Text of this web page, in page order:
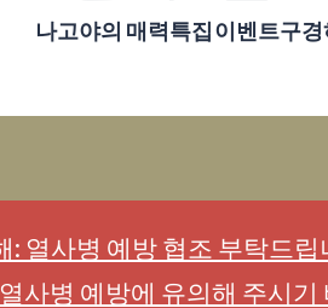
나고야의 매력특집이벤트구경
: 열사병 예방 협조 부탁드
사병 예방에 유의해 주시기